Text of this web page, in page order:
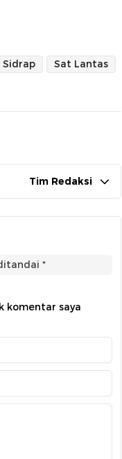
Sidrap
Sat Lantas
Tim Redaksi
*
komentar saya